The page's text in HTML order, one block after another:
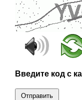
Введите код с
Отправить